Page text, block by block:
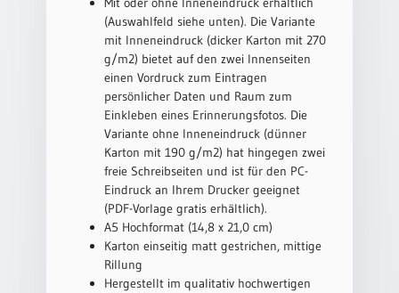
Hochzeitsjubiläum
Abendmahlszulassung
Kirchen(wieder)eintritt
Urkunden
(Auswahlfeld siehe unten). Die Variante
mit Inneneindruck (dicker Karton mit 270
g/m2) bietet auf den zwei Innenseiten
einen Vordruck zum Eintragen
persönlicher Daten und Raum zum
Einkleben eines Erinnerungsfotos. Die
Variante ohne Inneneindruck (dünner
Karton mit 190 g/m2) hat hingegen zwei
freie Schreibseiten und ist für den PC-
Eindruck an Ihrem Drucker geeignet
(PDF-Vorlage gratis erhältlich).
A5 Hochformat (14,8 x 21,0 cm)
Karton einseitig matt gestrichen, mittige
Rillung
Hergestellt im qualitativ hochwertigen